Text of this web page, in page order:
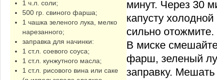
1 ч.л. соли;
500 гр. свиного фарша;
1 чашка зеленого лука, мелко
нарезанного;
заправка для начинки:
1 ст.л. соевого соуса;
1 ст.л. кунжутного масла;
1 ст.л. рисового вина или саке
минут. Через 30
капусту
сильно отожмите.
В миске
фарш, зеленый
заправку. Мешать